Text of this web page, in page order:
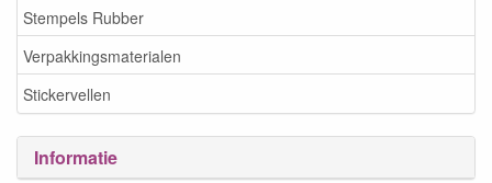
Stempels Rubber
Verpakkingsmaterialen
Stickervellen
Informatie